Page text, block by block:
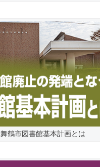
舞鶴市図書館基本計画とは